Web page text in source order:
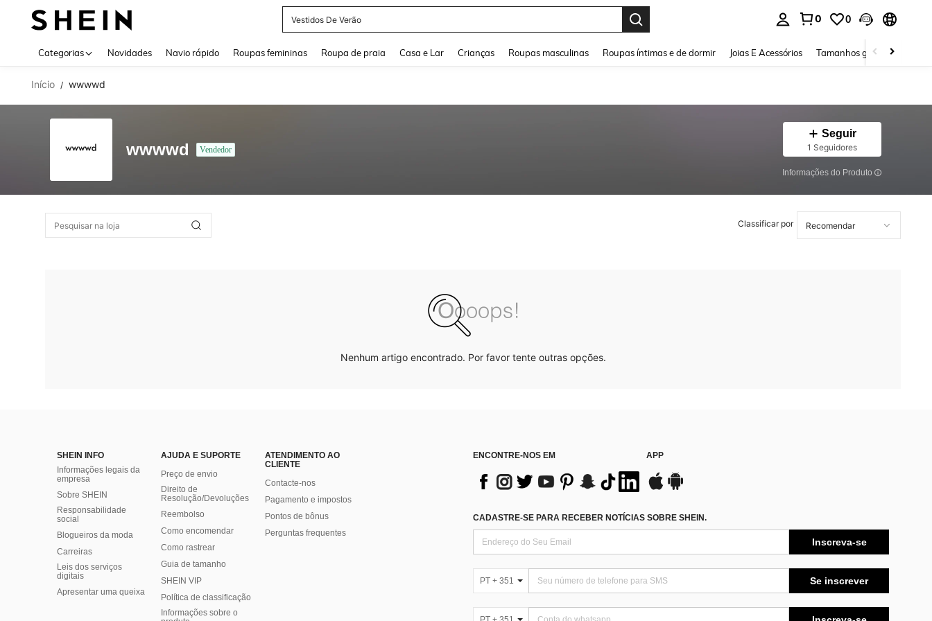
Vestidos De Verão
0 0
Categorias Novidades Navio rápido Roupas femininas Roupa de praia Casa e Lar Crianças Roupas masculinas Roupas íntimas e de dormir Joias E Acessórios Tamanhos grandes
Início / wwwwd
wwwwd Vendedor
Seguir
1 Seguidores
Informações do Produto
Classificar por
Nenhum artigo encontrado. Por favor tente outras opções.
SHEIN INFO
Informações legais da
empresa
Sobre SHEIN
Responsabilidade
social
Blogueiros da moda
Carreiras
Leis dos serviços
digitais
Apresentar uma queixa
AJUDA E SUPORTE
Preço de envio
Direito de
Resolução/Devoluções
Reembolso
Como encomendar
Como rastrear
Guia de tamanho
SHEIN VIP
Política de classificação
​Informações sobre o
ATENDIMENTO AO
CLIENTE
Contacte-nos
Pagamento e impostos
Pontos de bônus
Perguntas frequentes
ENCONTRE-NOS EM APP
CADASTRE-SE PARA RECEBER NOTÍCIAS SOBRE SHEIN.
Inscreva-se
PT + 351 Se inscrever